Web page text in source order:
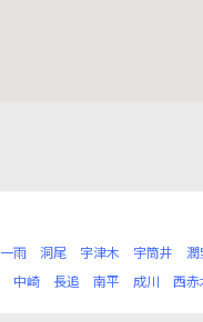
一雨 洞尾 宇津木 宇筒井
中崎 長追 南平 成川 西赤